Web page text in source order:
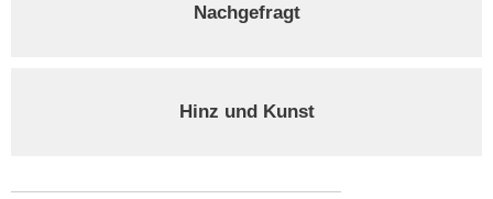
Nachgefragt
Hinz und Kunst